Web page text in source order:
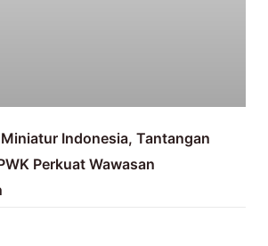
Indonesia, Tantangan
Perkuat Wawasan